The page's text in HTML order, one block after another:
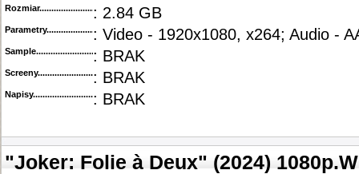
Rozmiar...........................................
: 2.84 GB
Parametry.........................................: Video - 1920x1080, x264; Audio -
Sample............................................
: BRAK
Screeny...........................................
: BRAK
Napisy............................................
: BRAK
"Joker: Folie à Deux" (2024)